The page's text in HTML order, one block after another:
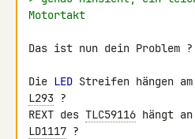
Motortakt
Das ist nun dein Problem ?
Die LED Streifen hängen am
L293 ?
REXT des TLC59116
LD1117 ?